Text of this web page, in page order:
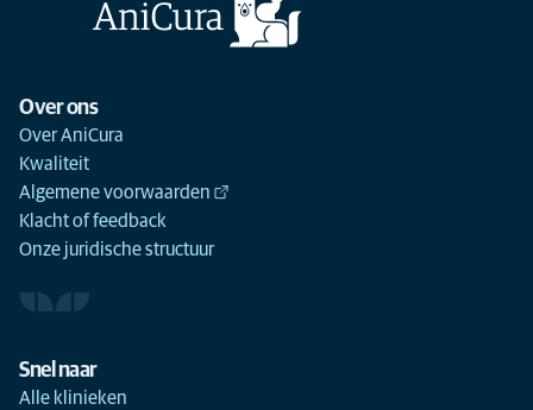
Over ons
Over AniCura
Kwaliteit
Algemene voorwaarden
Klacht of feedback
Onze juridische structuur
Snel naar
Alle klinieken